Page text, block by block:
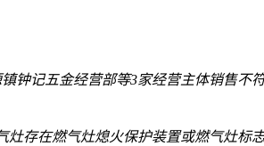
钟记五金经营部等3家经营主体销售不
存在燃气灶熄火保护装置或燃气灶标